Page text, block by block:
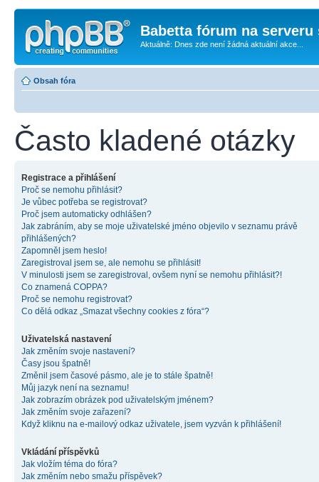
Babetta fórum na serveru
Aktuálně: Dnes zde není žádná aktuální akce...
Obsah fóra
Často kladené otázky
Registrace a přihlášení
Proč se nemohu přihlásit?
Je vůbec potřeba se registrovat?
Proč jsem automaticky odhlášen?
Jak zabráním, aby se moje uživatelské jméno objevilo v seznamu právě
přihlášených?
Zapomněl jsem heslo!
Zaregistroval jsem se, ale nemohu se přihlásit!
V minulosti jsem se zaregistroval, ovšem nyní se nemohu přihlásit?!
Co znamená COPPA?
Proč se nemohu registrovat?
Co dělá odkaz „Smazat všechny cookies z fóra“?
Uživatelská nastavení
Jak změním svoje nastavení?
Časy jsou špatně!
Změnil jsem časové pásmo, ale je to stále špatně!
Můj jazyk není na seznamu!
Jak zobrazím obrázek pod uživatelským jménem?
Jak změním svoje zařazení?
Když kliknu na e-mailový odkaz uživatele, jsem vyzván k přihlášení!
Vkládání příspěvků
Jak vložím téma do fóra?
Jak změním nebo smažu příspěvek?